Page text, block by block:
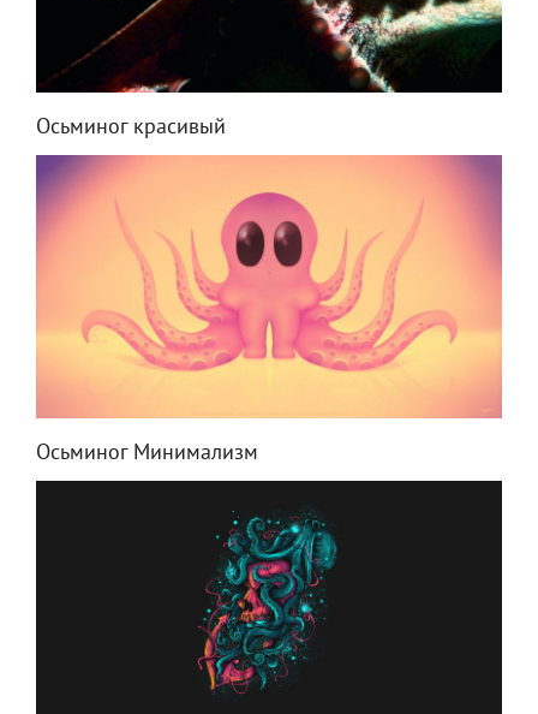
Осьминог красивый
Осьминог Минимализм